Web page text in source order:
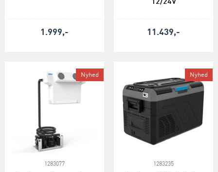
1.999,-
12/24V
11.439,-
Nyhed
1283077
Nyhed
1283235